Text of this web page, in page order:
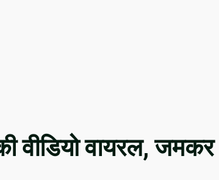
वीडियो वायरल, जमकर